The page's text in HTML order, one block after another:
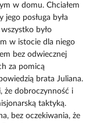
w domu. Chciałem
posługa była
było
w istocie dla niego
bez odwiecznej
za pomicą
brata Juliana.
że dobroczynność i
taktyką.
bez oczekiwania, że